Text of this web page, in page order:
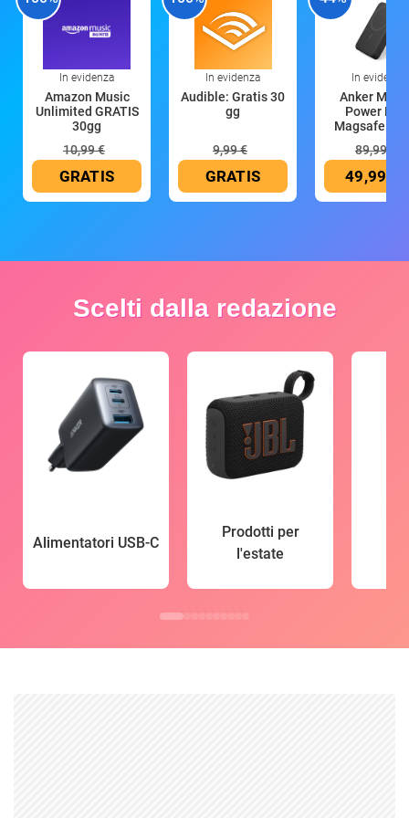
In evidenza
Amazon Music
Unlimited GRATIS
30gg
10,99 €
GRATIS
In evidenza
Audible: Gratis 30
gg
9,99 €
GRATIS
In evidenza
Anker
Power
Magsafe
89,99 €
49,99 €
Scelti dalla redazione
Alimentatori USB-C
Prodotti per
l'estate